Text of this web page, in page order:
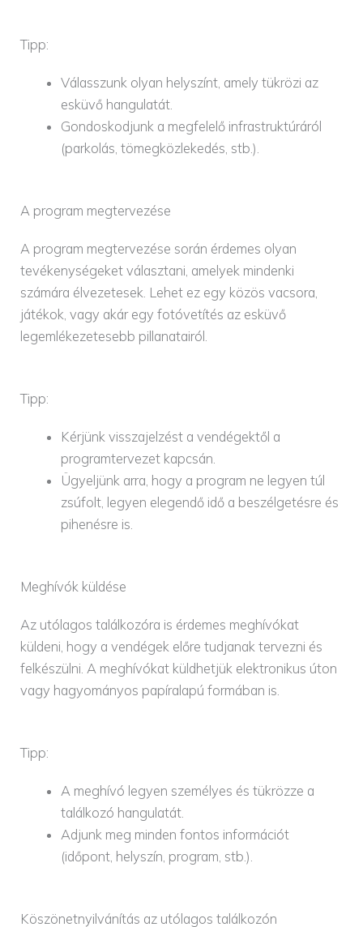
Tipp:
Válasszunk olyan helyszínt, amely tükrözi az
esküvő hangulatát.
Gondoskodjunk a megfelelő infrastruktúráról
(parkolás, tömegközlekedés, stb.).
A program megtervezése
A program megtervezése során érdemes olyan
tevékenységeket választani, amelyek mindenki
számára élvezetesek. Lehet ez egy közös vacsora,
játékok, vagy akár egy fotóvetítés az esküvő
legemlékezetesebb pillanatairól.
Tipp:
Kérjünk visszajelzést a vendégektől a
programtervezet kapcsán.
Ügyeljünk arra, hogy a program ne legyen túl
zsúfolt, legyen elegendő idő a beszélgetésre és
pihenésre is.
Meghívók küldése
Az utólagos találkozóra is érdemes meghívókat
küldeni, hogy a vendégek előre tudjanak tervezni és
felkészülni. A meghívókat küldhetjük elektronikus úton
vagy hagyományos papíralapú formában is.
Tipp:
A meghívó legyen személyes és tükrözze a
találkozó hangulatát.
Adjunk meg minden fontos információt
(időpont, helyszín, program, stb.).
Köszönetnyilvánítás az utólagos találkozón